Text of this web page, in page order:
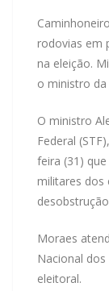
rodovias em
na eleição.
o ministro da
O ministro
Federal
feira (31)
militares dos
Moraes
Nacional
eleitoral.